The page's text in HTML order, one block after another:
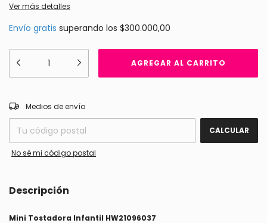
Ver más detalles
Envío gratis superando los $300.000,00
Entregas para el CP:
Medios de envío
CALCULAR
No sé mi código postal
Descripción
Mini Tostadora Infantil HW21096037